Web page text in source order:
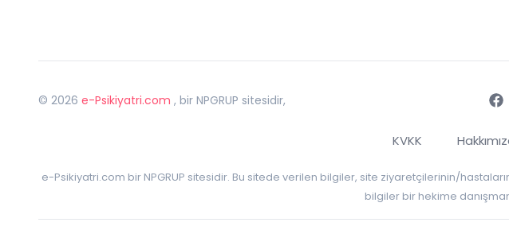
© 2026 e-Psikiyatri.com , bir NPGRUP sitesidir,
KVKK
e-Psikiyatri.com bir NPGRUP sitesidir. Bu sitede verilen bilgiler, site ziyaretçilerinin/
bilgiler bir hekime